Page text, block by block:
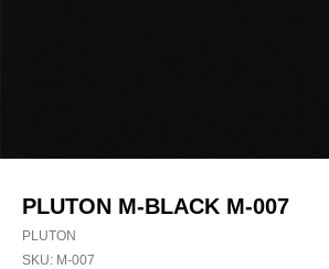
PLUTON M-BLACK M-007
PLUTON
SKU: M-007